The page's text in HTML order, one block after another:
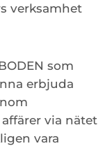
verksamhet
som
erbjuda
via nätet
vara